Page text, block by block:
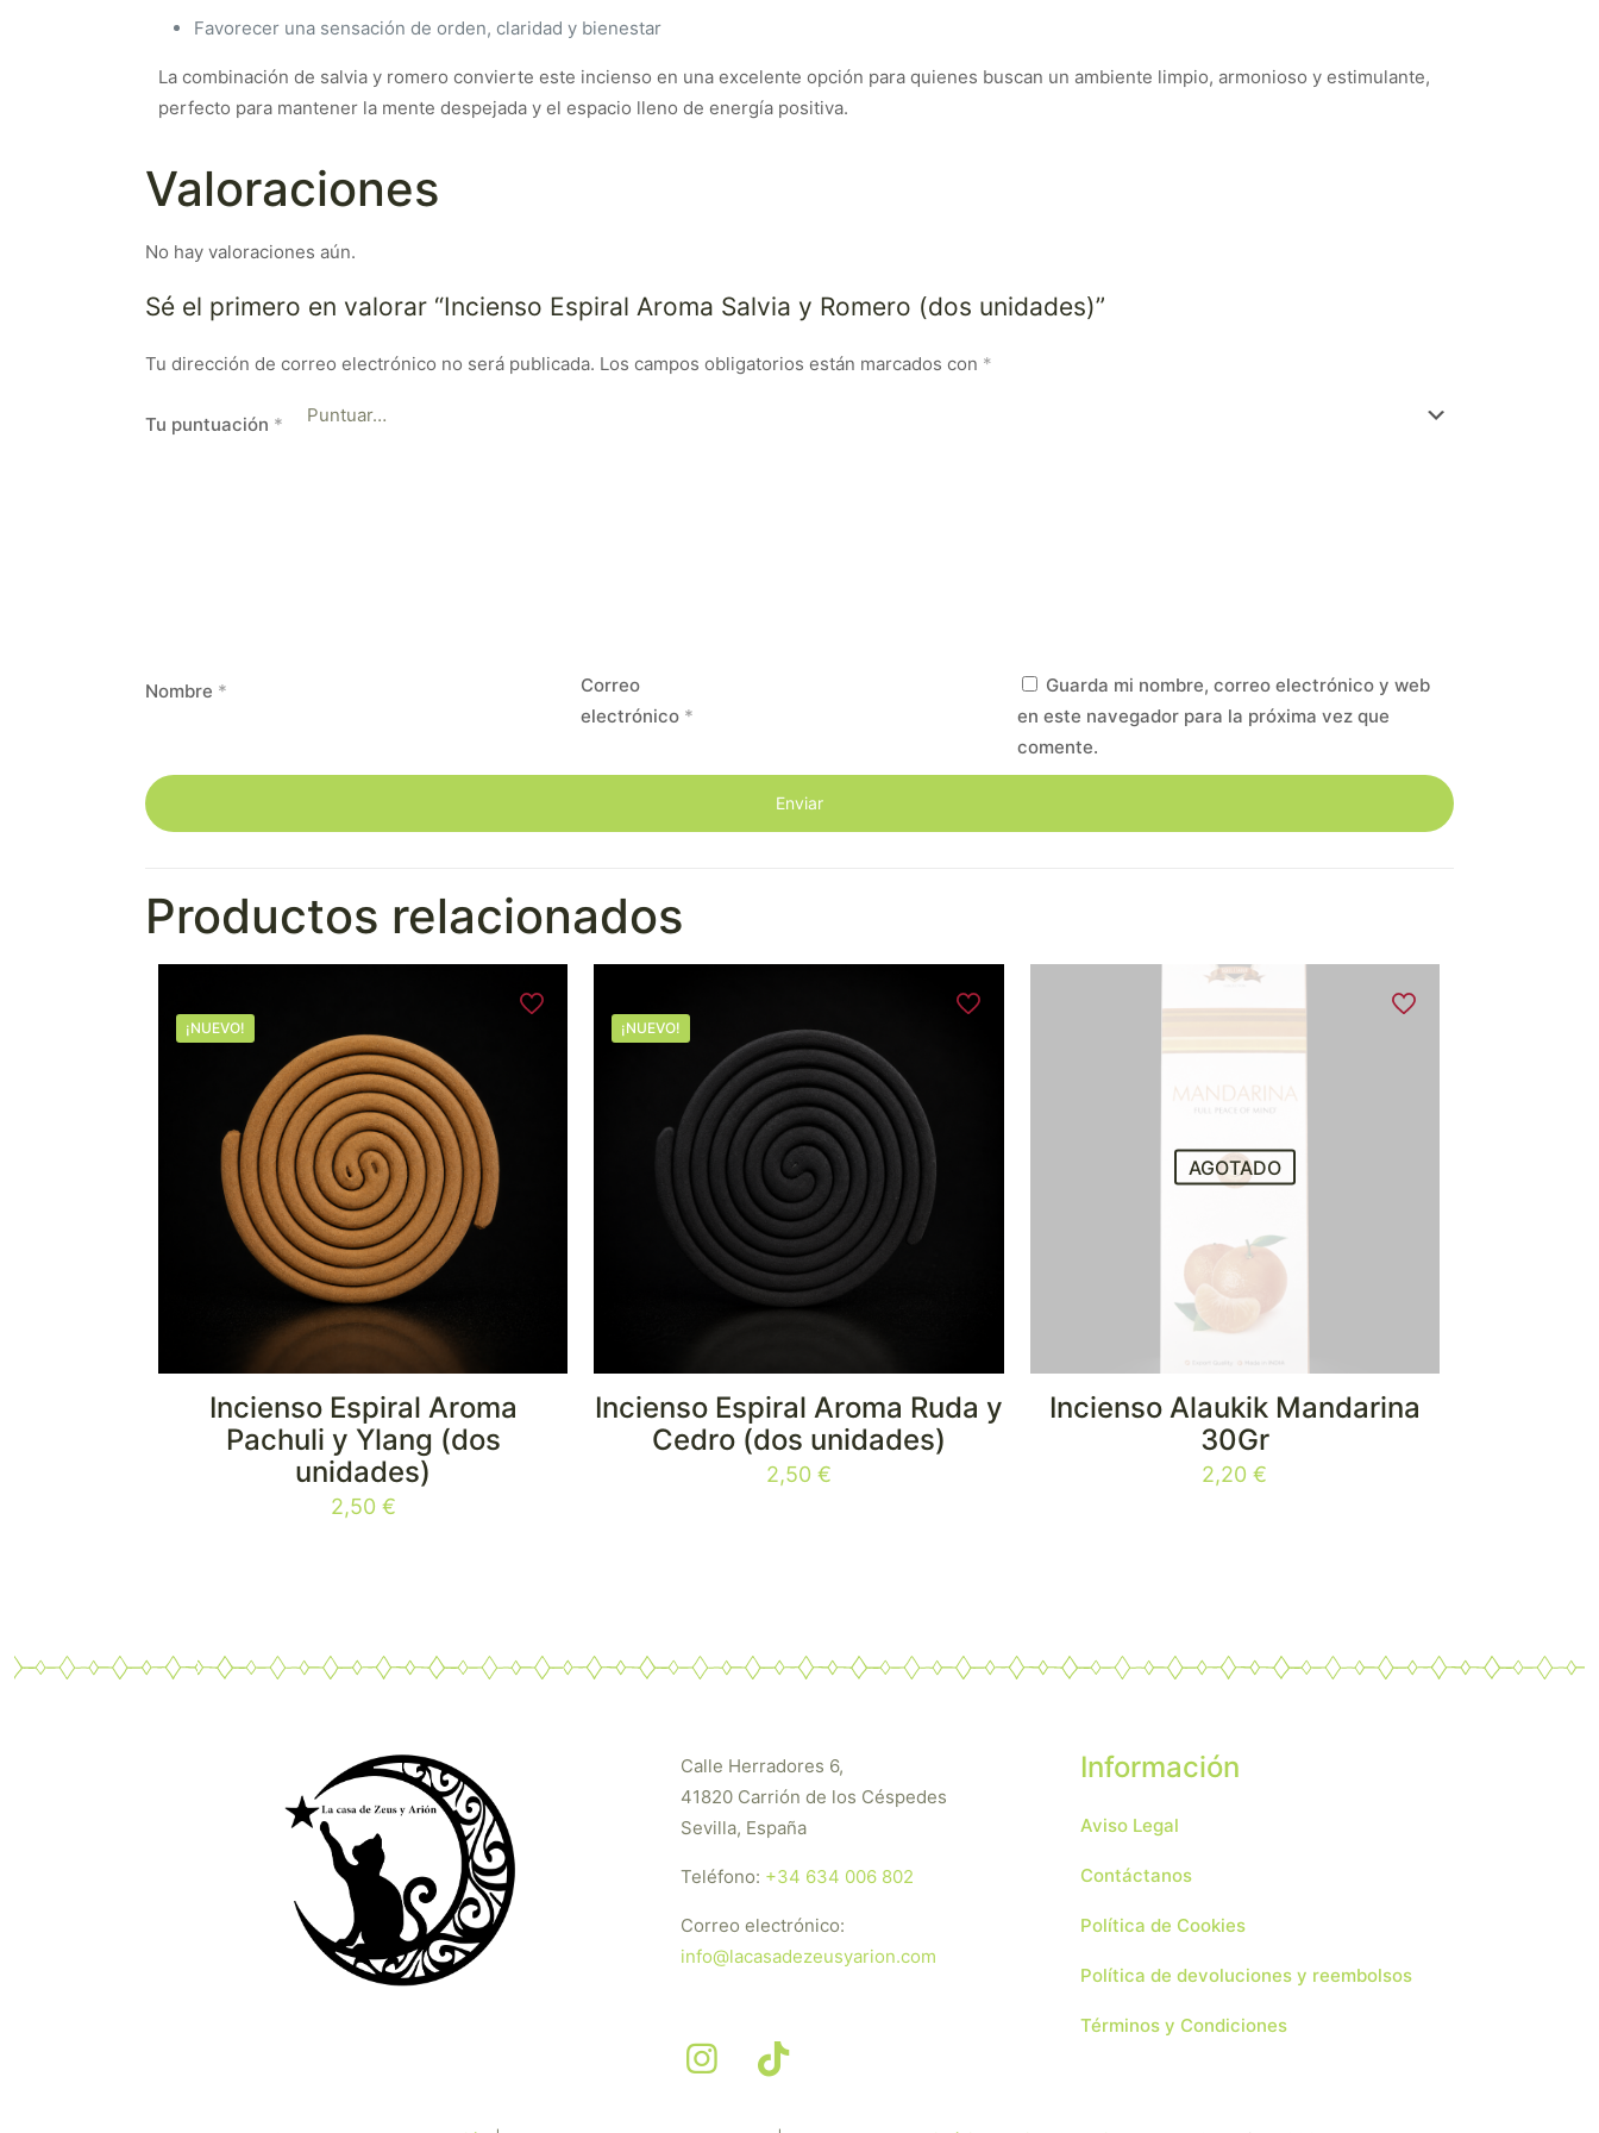
Favorecer una sensación de orden, claridad y bienestar
La combinación de salvia y romero convierte este incienso en una excelente opción para quienes buscan un ambiente limpio, armonioso y estimulante,
perfecto para mantener la mente despejada y el espacio lleno de energía positiva.
Valoraciones
No hay valoraciones aún.
Sé el primero en valorar “Incienso Espiral Aroma Salvia y Romero (dos unidades)”
Tu dirección de correo electrónico no será publicada. Los campos obligatorios están marcados con *
Tu puntuación *
Nombre *
Correo
electrónico *
Guarda mi nombre, correo electrónico y web
en este navegador para la próxima vez que
comente.
Productos relacionados
¡NUEVO!
Incienso Espiral Aroma
Pachuli y Ylang (dos
unidades)
2,50 €
¡NUEVO!
Incienso Espiral Aroma Ruda y
Cedro (dos unidades)
2,50 €
AGOTADO
Incienso Alaukik Mandarina
30Gr
2,20€
Calle Herradores 6,
41820 Carrión de los Céspedes
Sevilla, España
Teléfono: +34 634 006 802
Correo electrónico:
info@lacasadezeusyarion.com
Información
Aviso Legal
Contáctanos
Política de Cookies
Política de devoluciones y reembolsos
Términos y Condiciones